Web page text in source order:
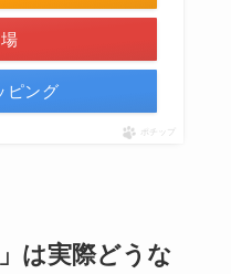
ピング
ポチップ
は実際どうな